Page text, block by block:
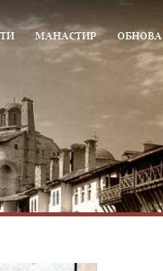
МАНАСТИР ОБНОВА